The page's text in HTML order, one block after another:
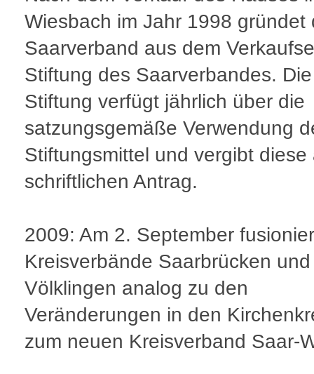
Wiesbach im Jahr 1998 gründet
Saarverband aus dem
Stiftung des Saarverbandes. Die
Stiftung verfügt jährlich über die
satzungsgemäße Verwendung
Stiftungsmittel und vergibt diese
schriftlichen Antrag.
2009: Am 2. September
Kreisverbände Saarbrücken und
Völklingen analog zu den
Veränderungen in den
zum neuen Kreisverband Saar-